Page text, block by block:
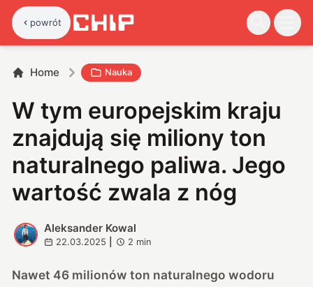
powrót
Home Nauka
W tym europejskim kraju
znajdują się miliony ton
naturalnego paliwa. Jego
wartość zwala z nóg
A
Aleksander Kowal
22.03.2025 2 min
Nawet 46 milionów ton naturalnego wodoru